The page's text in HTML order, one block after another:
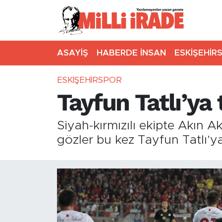
ASAYİŞ HABERDE İNSAN
ESKİŞEHİRSPOR
Tayfun
Siyah-kırmızılı ekipte Akın
gözler bu kez Tayfun